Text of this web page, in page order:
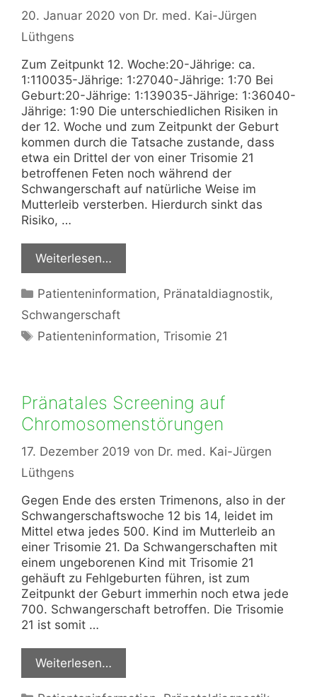
20. Januar 2020 von Dr. med. Kai-Jürgen
Lüthgens
Zum Zeitpunkt 12. Woche:20-Jährige: ca.
1:110035-Jährige: 1:27040-Jährige: 1:70 Bei
Geburt:20-Jährige: 1:139035-Jährige: 1:36040-
Jährige: 1:90 Die unterschiedlichen Risiken in
der 12. Woche und zum Zeitpunkt der Geburt
kommen durch die Tatsache zustande, dass
etwa ein Drittel der von einer Trisomie 21
betroffenen Feten noch während der
Schwangerschaft auf natürliche Weise im
Mutterleib versterben. Hierdurch sinkt das
Risiko, …
Weiterlesen…
Kategorien
Patienteninformation, Pränataldiagnostik,
Schwangerschaft
Schlagwörter
Patienteninformation,Trisomie 21
Pränatales Screening auf
Chromosomenstörungen
17. Dezember 2019 von Dr. med. Kai-Jürgen
Lüthgens
Gegen Ende des ersten Trimenons, also in der
Schwangerschaftswoche 12 bis 14, leidet im
Mittel etwa jedes 500. Kind im Mutterleib an
einer Trisomie 21. Da Schwangerschaften mit
einem ungeborenen Kind mit Trisomie 21
gehäuft zu Fehlgeburten führen, ist zum
Zeitpunkt der Geburt immerhin noch etwa jede
700. Schwangerschaft betroffen. Die Trisomie
21 ist somit …
Weiterlesen…